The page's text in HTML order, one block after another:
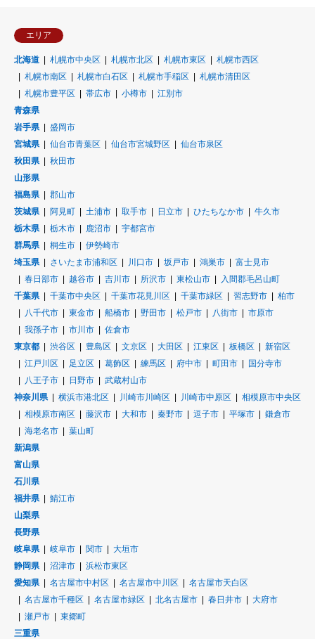
エリア
北海道 札幌市中央区 札幌市北区 札幌市東区
札幌市西区
札幌市南区
札幌市白石区 札幌市手稲区
札幌市清田区
札幌市豊平区
帯広市 小樽市
江別市
青森県
岩手県
盛岡市
宮城県
仙台市青葉区 仙台市宮城野区
仙台市泉区
秋田県
秋田市
山形県
福島県
郡山市
茨城県
阿見町 土浦市 取手市 日立市 ひたちなか市
牛久市
栃木県
栃木市 鹿沼市
宇都宮市
群馬県
桐生市
伊勢崎市
埼玉県
さいたま市浦和区 川口市 坂戸市 鴻巣市
富士見市
春日部市
越谷市 吉川市 所沢市 東松山市
入間郡毛呂山町
千葉県
千葉市中央区 千葉市花見川区 千葉市緑区 習志野市
柏市
八千代市
東金市 船橋市 野田市 松戸市 八街市
市原市
我孫子市
市川市
佐倉市
東京都
渋谷区 豊島区 文京区 大田区 江東区 板橋区
新宿区
江戸川区
足立区 葛飾区 練馬区 府中市 町田市
国分寺市
八王子市
日野市
武蔵村山市
神奈川県
横浜市港北区 川崎市川崎区 川崎市中原区
相模原市中央区
相模原市南区
藤沢市 大和市 秦野市 逗子市 平塚市
鎌倉市
海老名市
葉山町
新潟県
富山県
石川県
福井県
鯖江市
山梨県
長野県
岐阜県
岐阜市 関市
大垣市
静岡県
沼津市
浜松市東区
愛知県
名古屋市中村区 名古屋市中川区
名古屋市天白区
名古屋市千種区
名古屋市緑区 北名古屋市 春日井市
大府市
瀬戸市
東郷町
三重県